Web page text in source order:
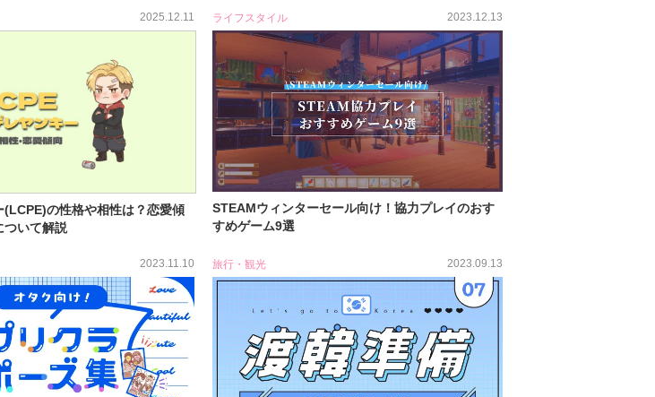
2025.12.11
(LCPE)の性格や相性は？恋愛傾
ついて解説
ライフスタイル 2023.12.13
STEAMウィンターセール向け！協力プレイのおす
すめゲーム9選
2023.11.10 旅行・観光 2023.09.13